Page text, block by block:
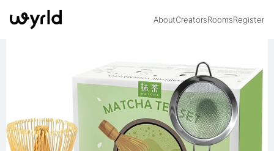
AboutCreatorsRoomsRegister